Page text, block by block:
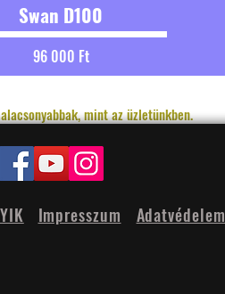
Swan D100
Ár
96 000 Ft
mint az üzletünkben.
Impresszum Adatvédelem